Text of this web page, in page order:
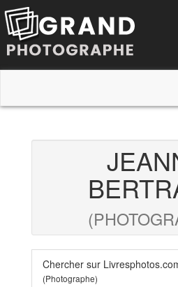
Chercher sur
(Photographe)